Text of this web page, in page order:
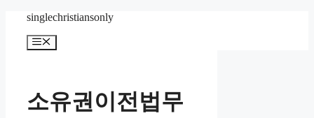
content
singlechristiansonly
Menu
소유권이전법무